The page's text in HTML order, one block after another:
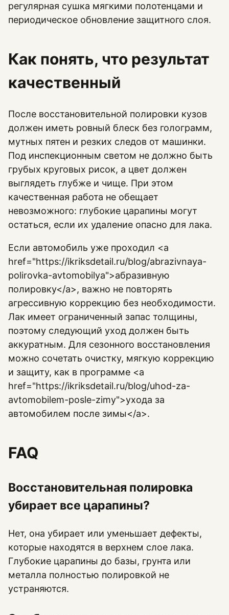
регулярная сушка мягкими полотенцами и
периодическое обновление защитного слоя.
Как понять, что результат
качественный
После восстановительной полировки кузов
должен иметь ровный блеск без голограмм,
мутных пятен и резких следов от машинки.
Под инспекционным светом не должно быть
грубых круговых рисок, а цвет должен
выглядеть глубже и чище. При этом
качественная работа не обещает
невозможного: глубокие царапины могут
остаться, если их удаление опасно для лака.
Если автомобиль уже проходил <a
href="https://ikriksdetail.ru/blog/abrazivnaya-
polirovka-avtomobilya">абразивную
полировку</a>, важно не повторять
агрессивную коррекцию без необходимости.
Лак имеет ограниченный запас толщины,
поэтому следующий уход должен быть
аккуратным. Для сезонного восстановления
можно сочетать очистку, мягкую коррекцию
и защиту, как в программе <a
href="https://ikriksdetail.ru/blog/uhod-za-
avtomobilem-posle-zimy">ухода за
автомобилем после зимы</a>.
FAQ
Восстановительная полировка
убирает все царапины?
Нет, она убирает или уменьшает дефекты,
которые находятся в верхнем слое лака.
Глубокие царапины до базы, грунта или
металла полностью полировкой не
устраняются.